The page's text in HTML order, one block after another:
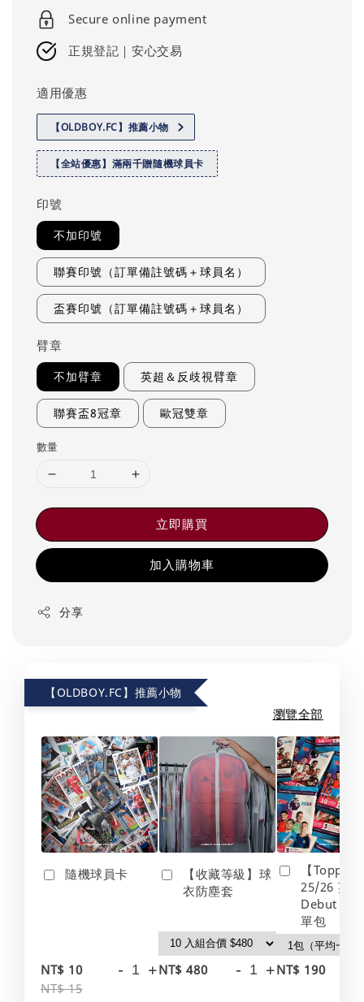
Secure online payment
正規登記｜安心交易
適用優惠
【OLDBOY.FC】推薦小物
【全站優惠】滿兩千贈隨機球員卡
印號
不加印號
聯賽印號（訂單備註號碼＋球員名）
盃賽印號（訂單備註號碼＋球員名）
臂章
不加臂章 英超＆反歧視臂章
聯賽盃8冠章 歐冠雙章
數量
立即購買
加入購物車
分享
【OLDBOY.FC】推薦小物
瀏覽全部
隨機球員卡
NT$ 10
NT$ 15
- +
【收藏等級】球
衣防塵套
NT$ 480 - +
【Topps】
25/26 英
Debut
單包
NT$ 190